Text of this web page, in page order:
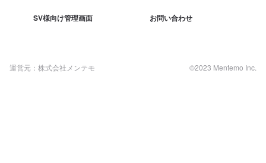
SV様向け管理画面 お問い合わせ
運営元：株式会社メンテモ ©2023 Mentemo Inc.